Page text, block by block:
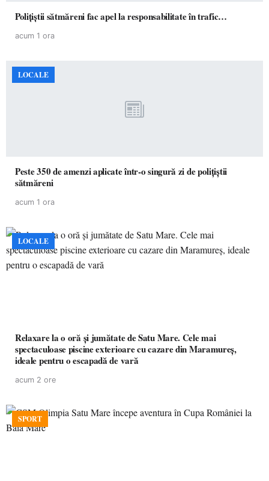
Polițiștii sătmăreni fac apel la responsabilitate în trafic…
acum 1 ora
LOCALE
Peste 350 de amenzi aplicate într-o singură zi de polițiștii
sătmăreni
acum 1 ora
LOCALE
Relaxare la o oră și jumătate de Satu Mare. Cele mai
spectaculoase piscine exterioare cu cazare din Maramureș,
ideale pentru o escapadă de vară
acum 2 ore
SPORT